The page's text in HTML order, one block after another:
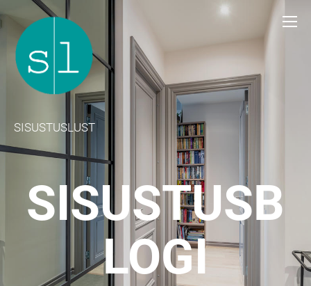
SISUSTUSLUST
SISUSTUSB
LOGI